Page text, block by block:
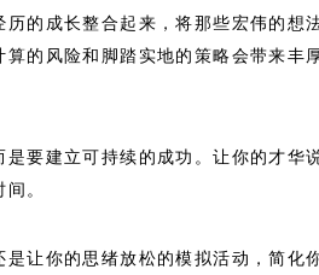
的成长整合起来，将那些宏伟的
的风险和脚踏实地的策略会带来
要建立可持续的成功。让你的才
。
让你的思绪放松的模拟活动，简化